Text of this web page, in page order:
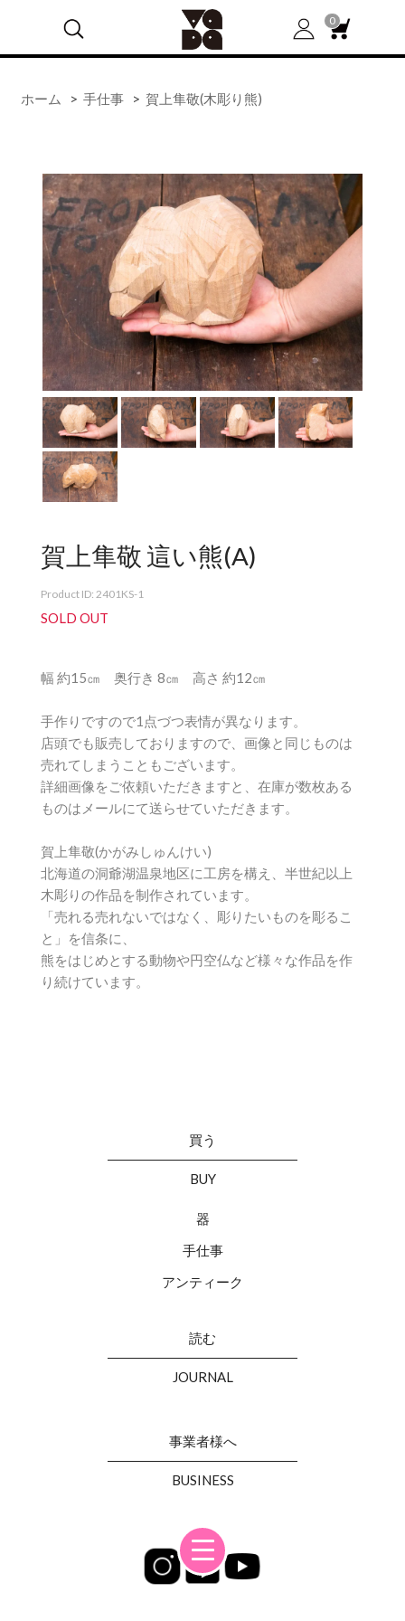
0
ホーム > 手仕事 > 賀上隼敬(木彫り熊)
賀上隼敬 這い熊(A)
Product ID: 2401KS-1
SOLD OUT
幅 約15㎝ 奥行き 8㎝ 高さ 約12㎝
手作りですので1点づつ表情が異なります。
店頭でも販売しておりますので、画像と同じものは
売れてしまうこともございます。
詳細画像をご依頼いただきますと、在庫が数枚ある
ものはメールにて送らせていただきます。
賀上隼敬(かがみしゅんけい)
北海道の洞爺湖温泉地区に工房を構え、半世紀以上
木彫りの作品を制作されています。
「売れる売れないではなく、彫りたいものを彫るこ
と」を信条に、
熊をはじめとする動物や円空仏など様々な作品を作
り続けています。
買う
BUY
器
手仕事
アンティーク
読む
JOURNAL
事業者様へ
BUSINESS